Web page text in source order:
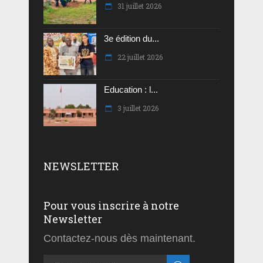
31 juillet 2026
3e édition du...
22 juillet 2026
Education : l...
3 juillet 2026
NEWSLETTER
Pour vous inscrire à notre
Newsletter
Contactez-nous dès maintenant.